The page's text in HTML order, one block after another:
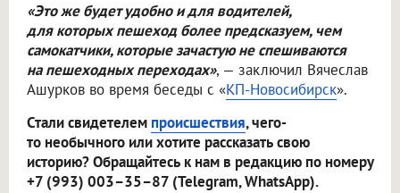
«Это же будет удобно и для водителей,
для которых пешеход более предсказуем, чем
самокатчики, которые зачастую не спешиваются
на пешеходных переходах», — заключил Вячеслав
Ашурков во время беседы с «КП-Новосибирск».
Стали свидетелем происшествия, чего-
то необычного или хотите рассказать свою
историю? Обращайтесь к нам в редакцию по номеру
+7 (993) 003–35–87 (Telegram, WhatsApp).